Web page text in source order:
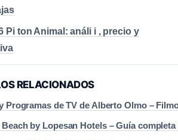
Pi ton Animal: análi i , precio y
RELACIONADOS
Programas de TV de Alberto Olmo –
by Lopesan Hotels – Guía